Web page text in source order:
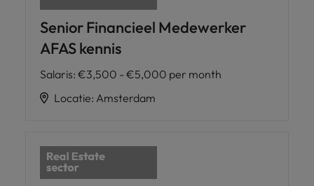
Senior Financieel Medewerker
AFAS kennis
Salaris: €3,500 - €5,000 per month
Locatie: Amsterdam